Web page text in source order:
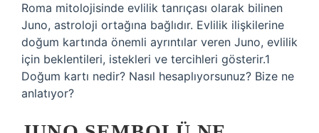
Roma mitolojisinde evlilik tanrıçası olarak bilinen
Juno, astroloji ortağına bağlıdır. Evlilik ilişkilerine
doğum kartında önemli ayrıntılar veren Juno, evlilik
için beklentileri, istekleri ve tercihleri ​​gösterir.1
Doğum kartı nedir? Nasıl hesaplıyorsunuz? Bize ne
anlatıyor?